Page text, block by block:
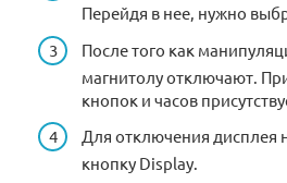
Перейдя в нее, нужно
После того как
магнитолу отключают.
кнопок и часов
Для отключения дисплея
кнопку Display.